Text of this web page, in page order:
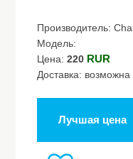
Производитель:
Модель:
Цена:220 RUR
Доставка: возможна
Лучшая цена